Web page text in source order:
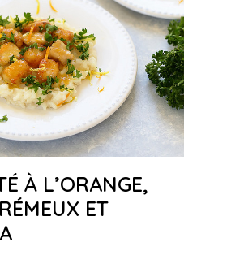
À L’ORANGE,
ET